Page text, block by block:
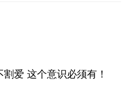
割爱 这个意识必须有！